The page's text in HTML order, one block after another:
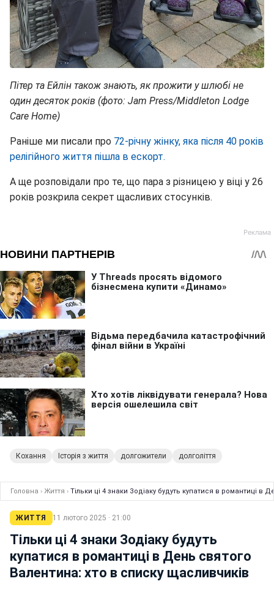
Пітер та Ейлін також знають, як прожити у шлюбі не
один десяток років (фото: Jam Press/Middleton Lodge
Care Home)
Раніше ми писали про 72-річну жінку, яка після 40 років
релігійного життя пішла в ескорт.
А ще розповідали про те, що пара з різницею у віці у 26
років розкрила секрет щасливих стосунків.
Кохання Історія з життя долгожители долголіття
Головна › Життя › Тільки ці 4 знаки Зодіаку будуть купатися в романтиці в
ЖИТТЯ 11 лютого 2025 · 21:00
Тільки ці 4 знаки Зодіаку будуть
купатися в романтиці в День святого
Валентина: хто в списку щасливчиків